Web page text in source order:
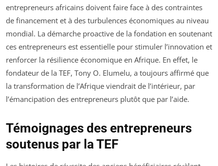
entrepreneurs africains doivent faire face à des contraintes
de financement et à des turbulences économiques au niveau
mondial. La démarche proactive de la fondation en soutenant
ces entrepreneurs est essentielle pour stimuler l’innovation et
renforcer la résilience économique en Afrique. En effet, le
fondateur de la TEF, Tony O. Elumelu, a toujours affirmé que
la transformation de l’Afrique viendrait de l’intérieur, par
l’émancipation des entrepreneurs plutôt que par l’aide.
Témoignages des entrepreneurs
soutenus par la TEF